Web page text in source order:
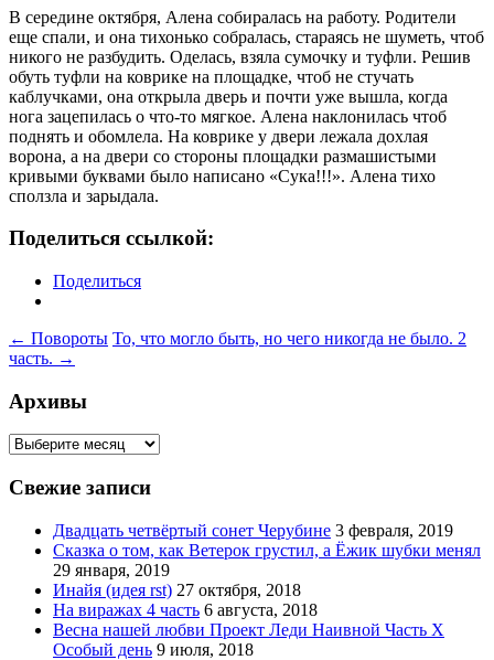
В середине октября, Алена собиралась на работу. Родители
еще спали, и она тихонько собралась, стараясь не шуметь, чтоб
никого не разбудить. Оделась, взяла сумочку и туфли. Решив
обуть туфли на коврике на площадке, чтоб не стучать
каблучками, она открыла дверь и почти уже вышла, когда
нога зацепилась о что-то мягкое. Алена наклонилась чтоб
поднять и обомлела. На коврике у двери лежала дохлая
ворона, а на двери со стороны площадки размашистыми
кривыми буквами было написано «Сука!!!». Алена тихо
сползла и зарыдала.
Поделиться ссылкой:
Поделиться
Навигация
по
записям
← Повороты То, что могло быть, но чего никогда не было. 2
часть. →
Архивы
Архивы
Свежие записи
Двадцать четвёртый сонет Черубине 3 февраля, 2019
Сказка о том, как Ветерок грустил, а Ёжик шубки менял
29 января, 2019
Инайя (идея rst) 27 октября, 2018
На виражах 4 часть 6 августа, 2018
Весна нашей любви Проект Леди Наивной Часть Х
Особый день 9 июля, 2018